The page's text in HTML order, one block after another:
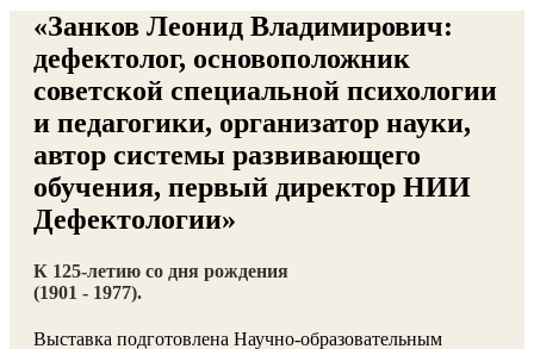
«Занков Леонид Владимирович:
дефектолог, основоположник
советской специальной психологии
и педагогики, организатор науки,
автор системы развивающего
обучения, первый директор НИИ
Дефектологии»
К 125-летию со дня рождения
(1901 - 1977).
Выставка подготовлена Научно-образовательным